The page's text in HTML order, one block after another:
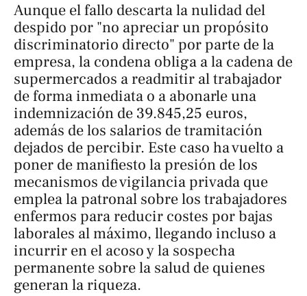
Aunque el fallo descarta la nulidad del
despido por "no apreciar un propósito
discriminatorio directo" por parte de la
empresa, la condena obliga a la cadena de
supermercados a readmitir al trabajador
de forma inmediata o a abonarle una
indemnización de 39.845,25 euros,
además de los salarios de tramitación
dejados de percibir. Este caso ha vuelto a
poner de manifiesto la presión de los
mecanismos de vigilancia privada que
emplea la patronal sobre los trabajadores
enfermos para reducir costes por bajas
laborales al máximo, llegando incluso a
incurrir en el acoso y la sospecha
permanente sobre la salud de quienes
generan la riqueza.